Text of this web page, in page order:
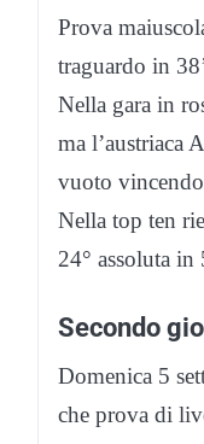
Prova
traguardo in
Nella gara in
ma l’austriaca
vuoto
Nella top ten
24° assoluta in
Secondo
Domenica 5
che prova di